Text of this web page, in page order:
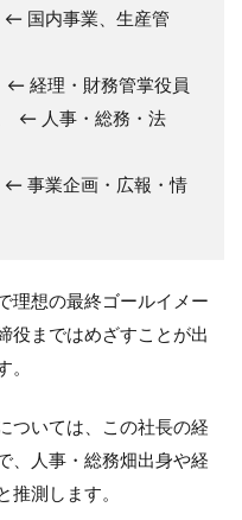
内事業、生産管
財務管掌役員
総務・法
画・広報・情
理想の最終ゴールイメー
役まではめざすことが出
。
ついては、この社長の経
、人事・総務畑出身や経
推測します。